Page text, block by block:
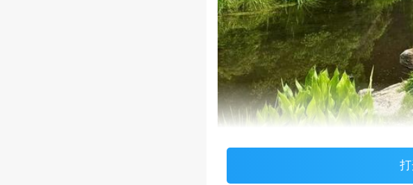
本文来自网友发表，不代表本网站